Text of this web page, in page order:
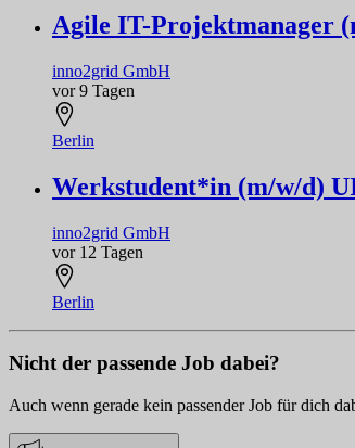
Agile IT-Projektmanager
inno2grid GmbH
vor 9 Tagen
Berlin
Werkstudent*in (m/w/d)
inno2grid GmbH
vor 12 Tagen
Berlin
Nicht der passende Job dabei?
Auch wenn gerade kein passender Job für dich